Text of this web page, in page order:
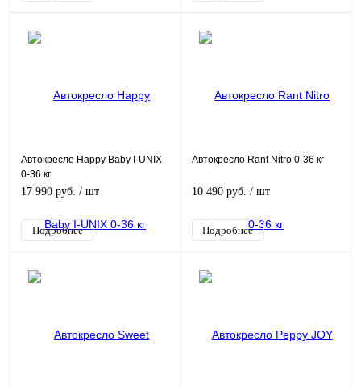
Автокресло Happy Baby I-UNIX
0-36 кг
17 990 руб. / шт
Подробнее
Автокресло Rant Nitro 0-36 кг
10 490 руб. / шт
Подробнее